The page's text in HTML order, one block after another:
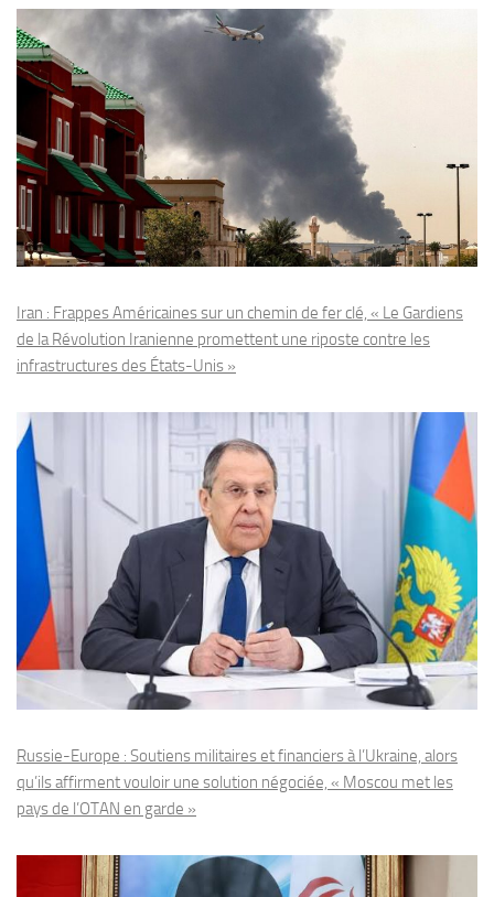
Iran : Frappes Américaines sur un chemin de fer clé, « Le Gardiens
de la Révolution Iranienne promettent une riposte contre les
infrastructures des États-Unis »
Russie-Europe : Soutiens militaires et financiers à l’Ukraine, alors
qu’ils affirment vouloir une solution négociée, « Moscou met les
pays de l’OTAN en garde »